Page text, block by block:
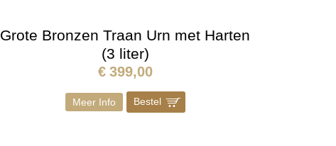
Grote Bronzen Traan Urn met Harten
(3 liter)
€ 399,00
Meer Info Bestel ]